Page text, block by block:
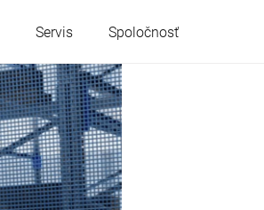
Servis Spoločnosť
Belgicko